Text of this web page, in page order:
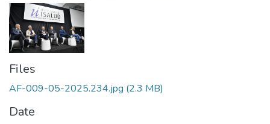
Files
AF-009-05-2025.234.jpg (2.3 MB)
Date